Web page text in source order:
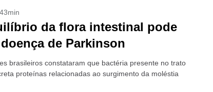
da flora intestinal pode
de Parkinson
brasileiros constataram que bactéria presente no trato
proteínas relacionadas ao surgimento da moléstia